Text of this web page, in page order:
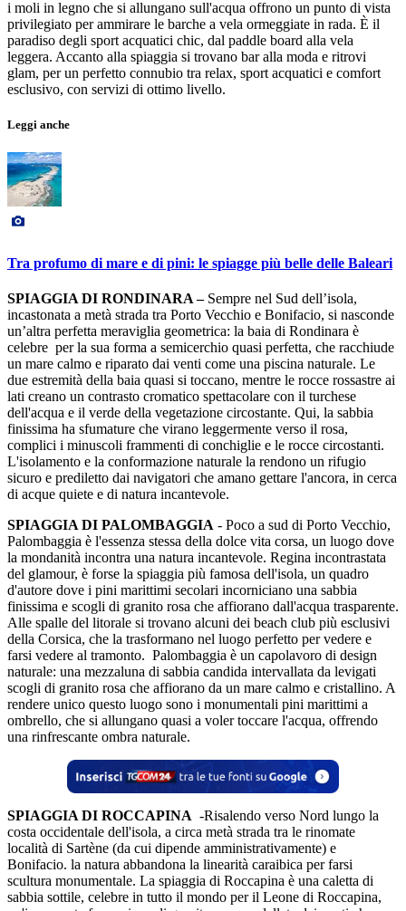
i moli in legno che si allungano sull'acqua offrono un punto di vista
privilegiato per ammirare le barche a vela ormeggiate in rada. È il
paradiso degli sport acquatici chic, dal paddle board alla vela
leggera. Accanto alla spiaggia si trovano bar alla moda e ritrovi
glam, per un perfetto connubio tra relax, sport acquatici e comfort
esclusivo, con servizi di ottimo livello.
Leggi anche
Tra profumo di mare e di pini: le spiagge più belle delle Baleari
SPIAGGIA DI RONDINARA –Sempre nel Sud dell’isola,
incastonata a metà strada tra Porto Vecchio e Bonifacio, si nasconde
un’altra perfetta meraviglia geometrica: la baia di Rondinara è
celebre per la sua forma a semicerchio quasi perfetta, che racchiude
un mare calmo e riparato dai venti come una piscina naturale. Le
due estremità della baia quasi si toccano, mentre le rocce rossastre ai
lati creano un contrasto cromatico spettacolare con il turchese
dell'acqua e il verde della vegetazione circostante. Qui, la sabbia
finissima ha sfumature che virano leggermente verso il rosa,
complici i minuscoli frammenti di conchiglie e le rocce circostanti.
L'isolamento e la conformazione naturale la rendono un rifugio
sicuro e prediletto dai navigatori che amano gettare l'ancora, in cerca
di acque quiete e di natura incantevole.
SPIAGGIA DI PALOMBAGGIA - Poco a sud di Porto Vecchio,
Palombaggia è l'essenza stessa della dolce vita corsa, un luogo dove
la mondanità incontra una natura incantevole. Regina incontrastata
del glamour, è forse la spiaggia più famosa dell'isola, un quadro
d'autore dove i pini marittimi secolari incorniciano una sabbia
finissima e scogli di granito rosa che affiorano dall'acqua trasparente.
Alle spalle del litorale si trovano alcuni dei beach club più esclusivi
della Corsica, che la trasformano nel luogo perfetto per vedere e
farsi vedere al tramonto. Palombaggia è un capolavoro di design
naturale: una mezzaluna di sabbia candida intervallata da levigati
scogli di granito rosa che affiorano da un mare calmo e cristallino. A
rendere unico questo luogo sono i monumentali pini marittimi a
ombrello, che si allungano quasi a voler toccare l'acqua, offrendo
una rinfrescante ombra naturale.
SPIAGGIA DI ROCCAPINA -Risalendo verso Nord lungo la
costa occidentale dell'isola, a circa metà strada tra le rinomate
località di Sartène (da cui dipende amministrativamente) e
Bonifacio. la natura abbandona la linearità caraibica per farsi
scultura monumentale. La spiaggia di Roccapina è una caletta di
sabbia sottile, celebre in tutto il mondo per il Leone di Roccapina,